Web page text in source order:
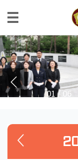
의
회
소
개
소
식
02 /06